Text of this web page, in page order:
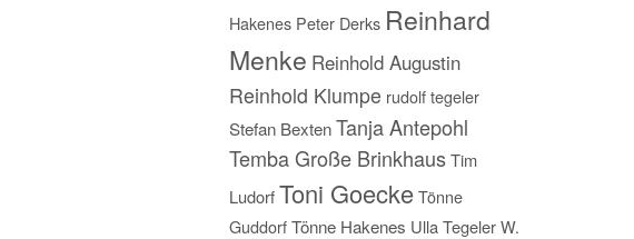
Hakenes Peter Derks Reinhard
Menke Reinhold Augustin
Reinhold Klumpe rudolf tegeler
Stefan Bexten Tanja Antepohl
Temba Große Brinkhaus Tim
Ludorf Toni Goecke Tönne
Guddorf Tönne Hakenes Ulla Tegeler W.